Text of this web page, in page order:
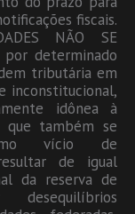
fiscais.
NÃO SE
por determinado
tributária em
inconstitucional,
idônea à
que também se
vício de
de igual
da reserva de